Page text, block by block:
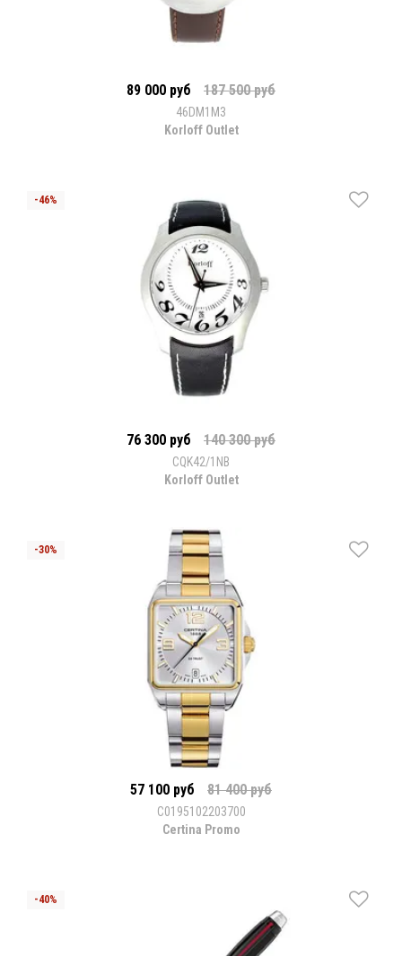
89 000 руб 187 500 руб
46DM1M3
Korloff Outlet
76 300 руб 140 300 руб
CQK42/1NB
Korloff Outlet
57 100 руб 81 400 руб
C0195102203700
Certina Promo